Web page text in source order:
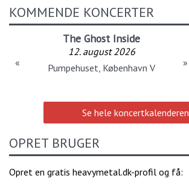
KOMMENDE KONCERTER
The Ghost Inside
12. august 2026
Pumpehuset, København V
« »
Se hele koncertkalenderen
OPRET BRUGER
Opret en gratis heavymetal.dk-profil og få: